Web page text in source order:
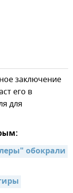
заключение
его в
для
обокрали